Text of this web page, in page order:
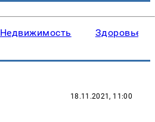
Недвижимость Здоровье
18.11.2021, 11:00